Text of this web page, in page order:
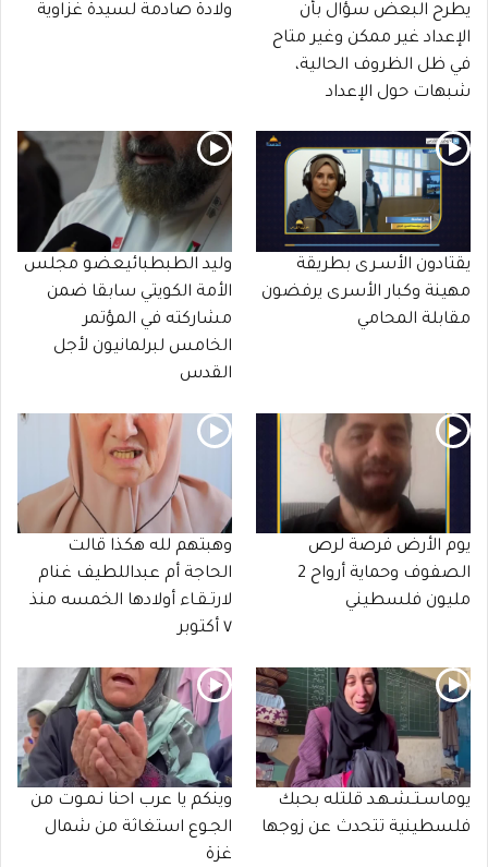
يطرح البعض سؤال بأن
الإعداد غير ممكن وغير متاح
في ظل الظروف الحالية،
شبهات حول الإعداد
ولادة صادمة لسيدة غزاوية
يقتادون الأسـرى بطريقة
مهينة وكبار الأسرى يرفضون
مقابلة المحامي
وليد الطبطبائيعضو مجلس
الأمة الكويتي سابقا ضمن
مشاركته في المؤتمر
الخامس لبرلمانيون لأجل
القدس
يوم الأرض فرصة لرص
الصفوف وحماية أرواح 2
مليون فلسطيني
وهبتهم لله هكذا قالت
الحاجة أم عبداللطيف غنام
لارتـقـاء أولادها الخمسه منذ
٧ أكتوبر
يوماسـتـشـهـد قلتله بحبك
فلسطينية تتحدث عن زوجها
وينكم يا عرب احنا نـمـوت من
الجـوع استغاثة من شمال
غزة